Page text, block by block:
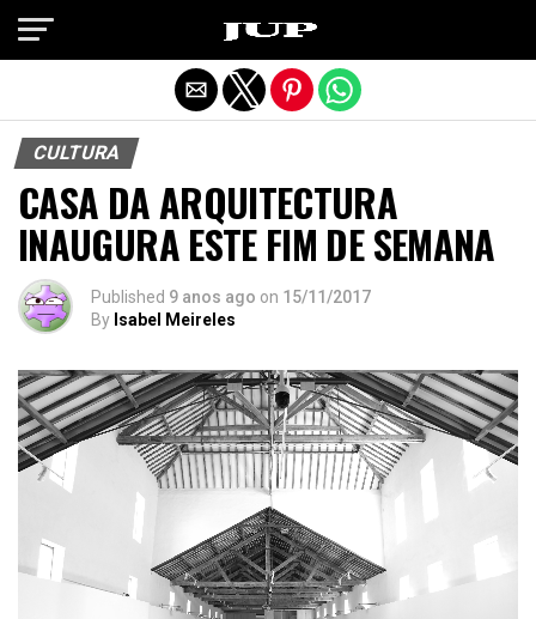
CULTURA
CASA DA ARQUITECTURA
INAUGURA ESTE FIM DE SEMANA
Published 9 anos ago on 15/11/2017
By Isabel Meireles
Exit mobile version